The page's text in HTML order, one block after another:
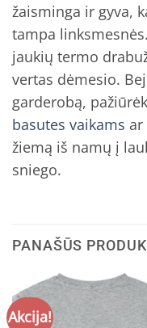
žaisminga ir gyva,
tampa
jaukių termo
vertas dėmesio.
garderobą,
basutes vaikams ar
žiemą iš namų į
sniego.
PANAŠŪS
Akcija!